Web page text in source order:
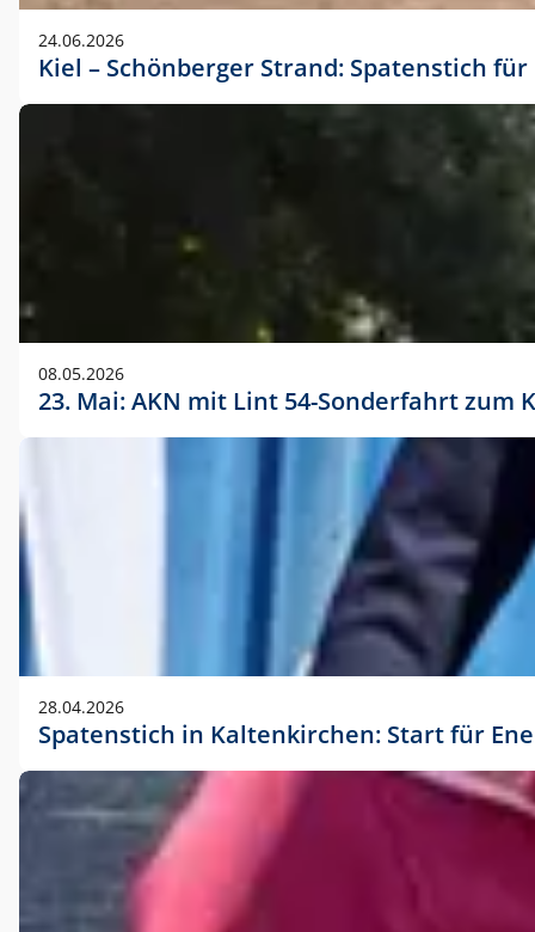
24.06.2026
Kiel – Schönberger Strand: Spatenstich
08.05.2026
23. Mai: AKN mit Lint 54-Sonderfahrt
28.04.2026
Spatenstich in Kaltenkirchen: Start für